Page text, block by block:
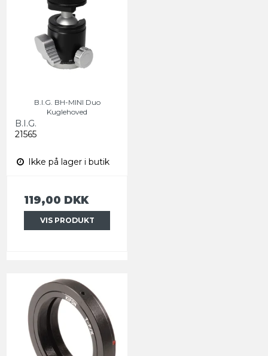
B.I.G. BH-MINI Duo
Kuglehoved
B.I.G.
21565
Ikke på lager i butik
119,00 DKK
VIS PRODUKT